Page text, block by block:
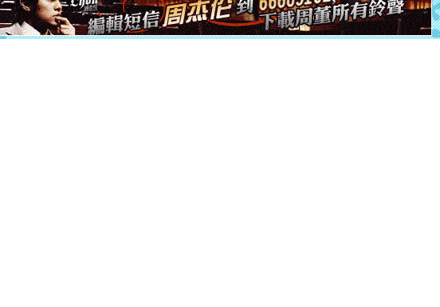
离。水晶之恋祝你新年快乐
[元旦]当我狠下心扭头离去那一刻，你在我身后无助地哭
泣，这痛楚让我明白我多么爱你。我转身抱住你：这猪不